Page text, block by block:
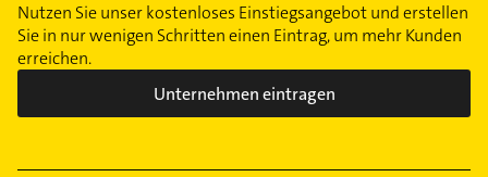
Nutzen Sie unser kostenloses Einstiegsangebot und erstellen
Sie in nur wenigen Schritten einen Eintrag, um mehr Kunden
erreichen.
Unternehmen eintragen